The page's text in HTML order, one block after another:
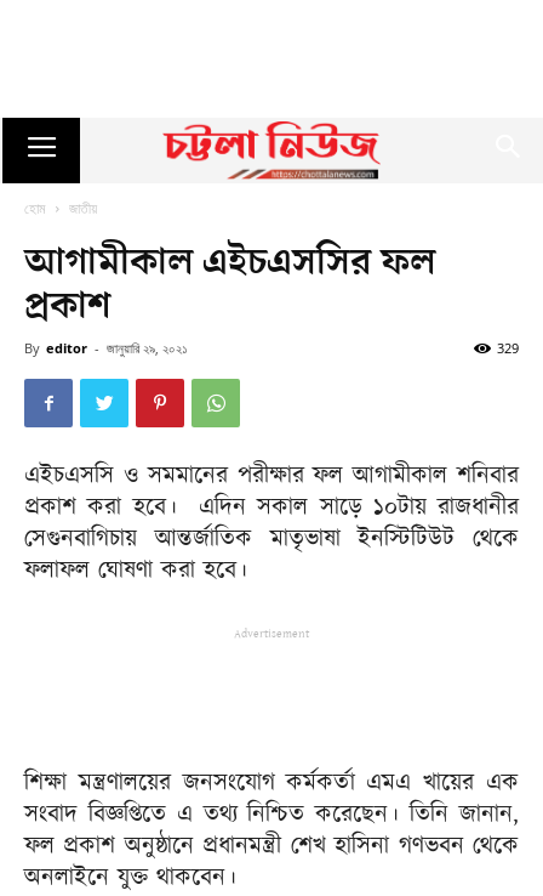
হোম জাতীয়
আগামীকাল এইচএসসির ফল
প্রকাশ
By editor - জানুয়ারি ২৯, ২০২১ 329
এইচএসসি ও সমমানের পরীক্ষার ফল আগামীকাল শনিবার
প্রকাশ করা হবে। এদিন সকাল সাড়ে ১০টায় রাজধানীর
সেগুনবাগিচায় আন্তর্জাতিক মাতৃভাষা ইনস্টিটিউট থেকে
ফলাফল ঘোষণা করা হবে।
Advertisement
শিক্ষা মন্ত্রণালয়ের জনসংযোগ কর্মকর্তা এমএ খায়ের এক
সংবাদ বিজ্ঞপ্তিতে এ তথ্য নিশ্চিত করেছেন। তিনি জানান,
ফল প্রকাশ অনুষ্ঠানে প্রধানমন্ত্রী শেখ হাসিনা গণভবন থেকে
অনলাইনে যুক্ত থাকবেন।